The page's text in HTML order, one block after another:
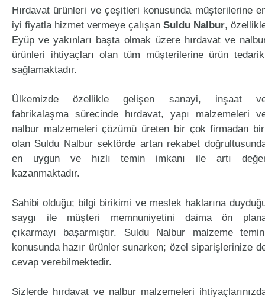
Hırdavat ürünleri ve çeşitleri konusunda müşterilerine
iyi fiyatla hizmet vermeye çalışan Suldu Nalbur,
Eyüp ve yakınları başta olmak üzere hırdavat ve
ürünleri ihtiyaçları olan tüm müşterilerine ürün
sağlamaktadır.
Ülkemizde özellikle gelişen sanayi, inşaat
fabrikalaşma sürecinde hırdavat, yapı malzemeleri
nalbur malzemeleri çözümü üreten bir çok firmadan
olan Suldu Nalbur sektörde artan rekabet
en uygun ve hızlı temin imkanı ile artı
kazanmaktadır.
Sahibi olduğu; bilgi birikimi ve meslek haklarına
saygı ile müşteri memnuniyetini daima ön
çıkarmayı başarmıştır. Suldu Nalbur malzeme
konusunda hazır ürünler sunarken; özel siparişlerinize
cevap verebilmektedir.
Sizlerde hırdavat ve nalbur malzemeleri